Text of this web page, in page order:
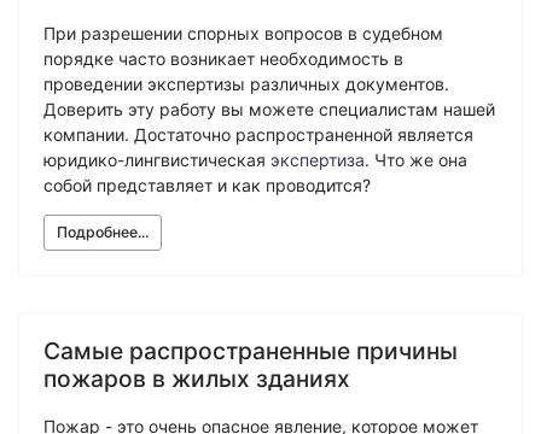
При разрешении спорных вопросов в судебном
порядке часто возникает необходимость в
проведении экспертизы различных документов.
Доверить эту работу вы можете специалистам нашей
компании. Достаточно распространенной является
юридико-лингвистическая экспертиза. Что же она
собой представляет и как проводится?
Подробнее...
Самые распространенные причины
пожаров в жилых зданиях
Пожар - это очень опасное явление, которое может